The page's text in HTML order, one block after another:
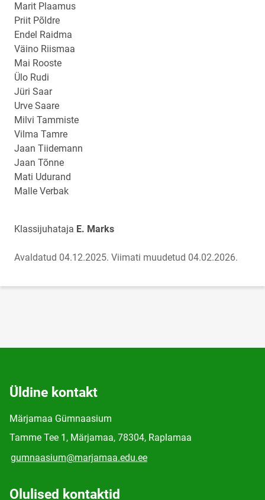
Marit Plaamus
Priit Põldre
Endel Raidma
Väino Riismaa
Mai Rooste
Ülo Rudi
Jüri Saar
Urve Saare
Milvi Tammiste
Vilma Tamre
Jaan Tiidemann
Jaan Tõnne
Mati Udurand
Malle Verbak
Klassijuhataja E. Marks
Avaldatud 04.12.2025. Viimati muudetud 04.02.2026.
Üldine kontakt
Märjamaa Gümnaasium
Tamme Tee 1, Märjamaa, 78304, Raplamaa
gumnaasium@marjamaa.edu.ee
Olulised kontaktid